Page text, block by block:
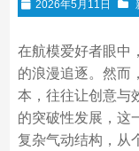
2026年5月11日
在航模爱好者眼中
的浪漫追逐。然而
本，往往让创意与
的突破性发展，
复杂气动结构，从